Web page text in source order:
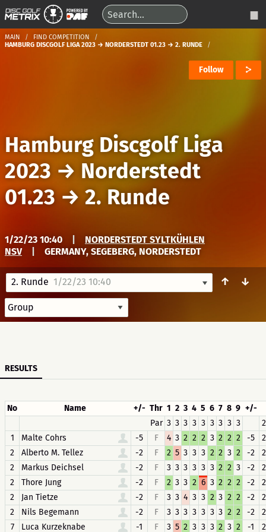
MAIN
FIND COMPETITION
HAMBURG DISCGOLF LIGA 2023 → NORDERSTEDT 01.23 → 2. RUNDE
Follow
Hamburg Discgolf Liga
2023 → Norderstedt
01.23→ 2. Runde
1/22/23 10:40
NORDERSTEDT SYLTKÜHLEN
NSV
GERMANY, SEGEBERG, NORDERSTEDT
2. Runde 1/22/23 10:40 ↑ ↓
RESULTS
No Name +/- Thr 1 2 3 4 5 6 7 8 9 +/-
Par 3 3 3 3 3 3 3 3 3
1
Malte Cohrs -5 F 4 3 2 2 2 3 2 2 2 -5
2
Alberto M. Tellez -2 F 2 5 3 3 3 2 2 3 2 -2
2
Markus Deichsel -2 F 3 3 3 3 3 3 2 2 3 -2
2
Thore Jung -2 F 2 3 3 2 6 3 2 2 2 -2
2
Jan Tietze -2 F 3 3 4 3 3 2 3 2 2 -2
2
Nils Begemann -2 F 3 3 3 3 3 3 3 2 2 -2
7
Luca Kurzeknabe -1 F 3 5 2 3 3 3 2 3 2 -1